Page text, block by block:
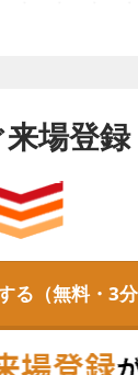
場登録
る（無料・3